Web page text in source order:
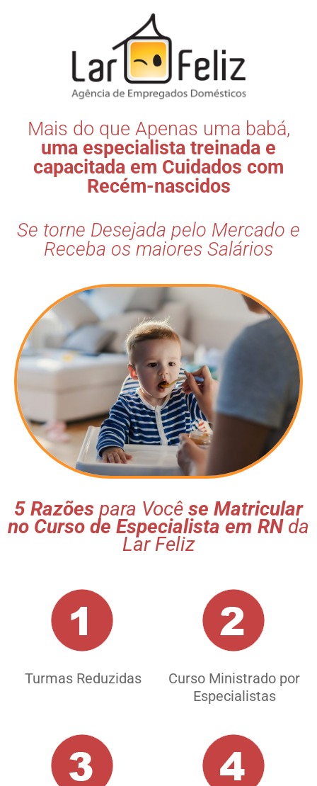
Mais do que Apenas uma babá,
uma especialista treinada e
capacitada em Cuidados com
Recém-nascidos
Se torne Desejada pelo Mercado e
Receba os maiores Salários
5 Razões para Você se Matricular
no Curso de Especialista em RN da
Lar Feliz
Turmas Reduzidas
Curso Ministrado por
Especialistas